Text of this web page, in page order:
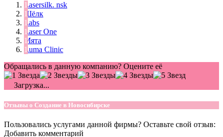
Lasersilk. nsk
Шёлк
Labs
Laser One
Мята
Luma Clinic
Обращались в данную компанию? Оцените её
Загрузка...
Отзывы о Создание в Новосибирске
Пользовались услугами данной фирмы? Оставьте свой отзыв:
Добавить комментарий